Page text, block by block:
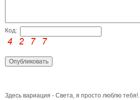
Код:
Здесь вариация - Света, я просто люблю тебя!.